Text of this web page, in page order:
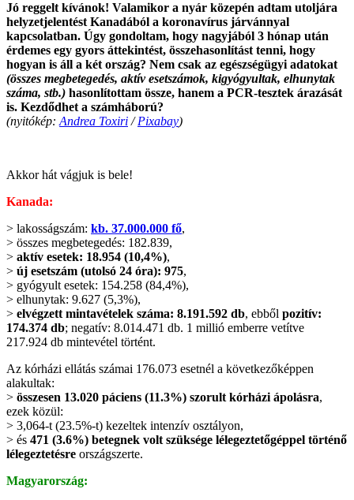
Jó reggelt kívánok! Valamikor a nyár közepén adtam utoljára
helyzetjelentést Kanadából a koronavírus járvánnyal
kapcsolatban. Úgy gondoltam, hogy nagyjából 3 hónap után
érdemes egy gyors áttekintést, összehasonlítást tenni, hogy
hogyan is áll a két ország? Nem csak az egészségügyi adatokat
(összes megbetegedés, aktív esetszámok, kigyógyultak, elhunytak
száma, stb.) hasonlítottam össze, hanem a PCR-tesztek árazását
is. Kezdődhet a számháború?
(nyitókép: Andrea Toxiri /Pixabay)
Akkor hát vágjuk is bele!
Kanada:
> lakosságszám: kb. 37.000.000 fő,
> összes megbetegedés: 182.839,
> aktív esetek: 18.954 (10,4%),
> új esetszám (utolsó 24 óra): 975,
> gyógyult esetek: 154.258 (84,4%),
> elhunytak: 9.627 (5,3%),
> elvégzett mintavételek száma: 8.191.592 db, ebből pozitív:
174.374 db; negatív: 8.014.471 db. 1 millió emberre vetítve
217.924 db mintevétel történt.
Az kórházi ellátás számai 176.073 esetnél a következőképpen
alakultak:
> összesen 13.020 páciens (11.3%) szorult kórházi ápolásra,
ezek közül:
> 3,064-t (23.5%-t) kezeltek intenzív osztályon,
> és 471 (3.6%) betegnek volt szüksége lélegeztetőgéppel történő
lélegeztetésre országszerte.
Magyarország: